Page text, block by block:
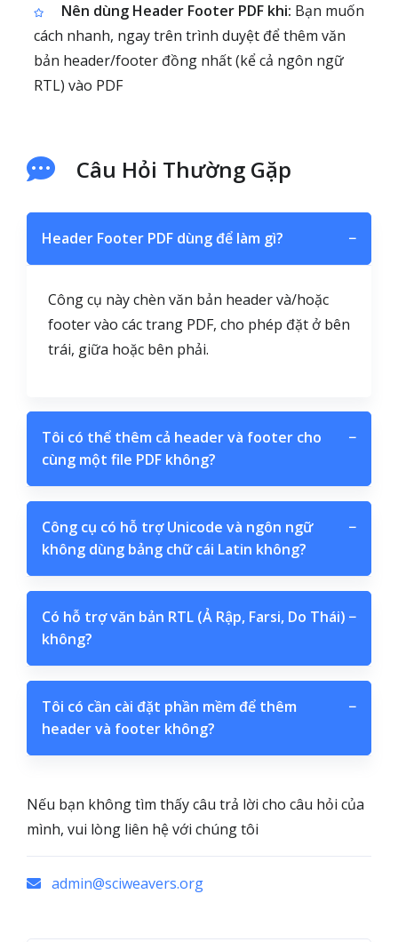
Nên dùng Header Footer PDF khi: Bạn muốn
cách nhanh, ngay trên trình duyệt để thêm văn
bản header/footer đồng nhất (kể cả ngôn ngữ
RTL) vào PDF
Câu Hỏi Thường Gặp
Header Footer PDF dùng để làm gì? −
Công cụ này chèn văn bản header và/hoặc
footer vào các trang PDF, cho phép đặt ở bên
trái, giữa hoặc bên phải.
Tôi có thể thêm cả header và footer cho
cùng một file PDF không?
−
Công cụ có hỗ trợ Unicode và ngôn ngữ
không dùng bảng chữ cái Latin không?
−
Có hỗ trợ văn bản RTL (Ả Rập, Farsi, Do Thái)
không?
−
Tôi có cần cài đặt phần mềm để thêm
header và footer không?
−
Nếu bạn không tìm thấy câu trả lời cho câu hỏi của
mình, vui lòng liên hệ với chúng tôi
admin@sciweavers.org